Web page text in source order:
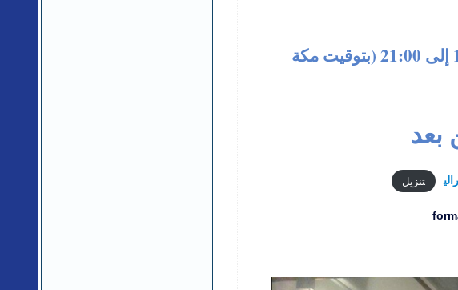
التاريخ 25 – 26 – 27 |07| 2024 من الساعة 18:00 إلى 21:00 (بتوقيت مكة
بعد
تنزيل